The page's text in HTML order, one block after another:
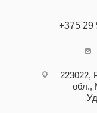
+375 29
223022,
обл.,